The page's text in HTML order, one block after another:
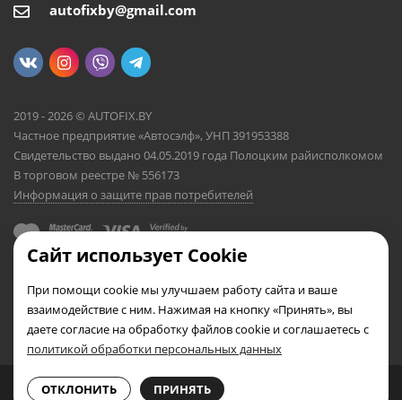
0
autofixby@gmail.com
2019 - 2026 © AUTOFIX.BY
Частное предприятие «Автосэлф», УНП 391953388
Свидетельство выдано 04.05.2019 года Полоцким райисполкомом
В торговом реестре № 556173
Информация о защите прав потребителей
Сайт использует Cookie
При помощи cookie мы улучшаем работу сайта и ваше
взаимодействие с ним. Нажимая на кнопку «Принять», вы
даете согласие на обработку файлов cookie и соглашаетесь с
политикой обработки персональных данных
ОТКЛОНИТЬ ПРИНЯТЬ